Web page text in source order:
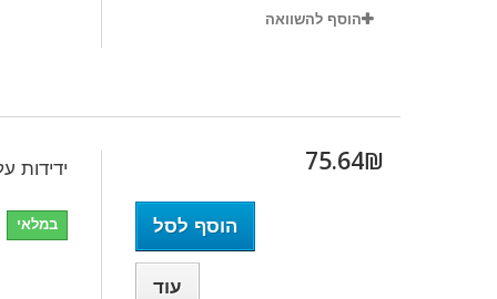
הוסף להשוואה
ידידות
במלאי
75.64₪‎
הוסף לסל
עוד